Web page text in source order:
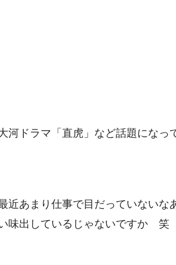
河ドラマ「直虎」など話題になっ
近あまり仕事で目だっていないな
味出しているじゃないですか 笑